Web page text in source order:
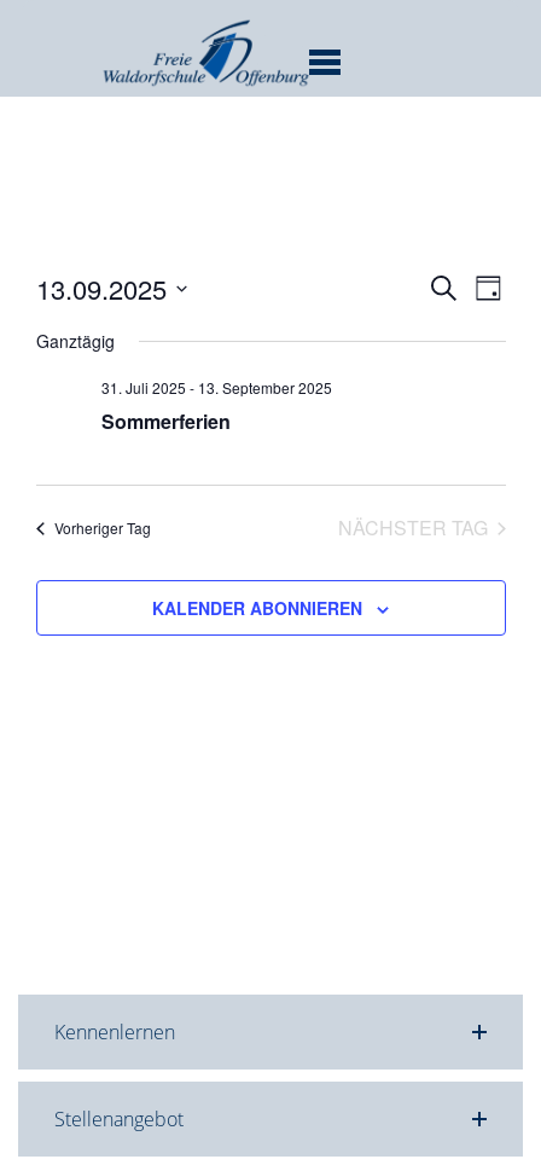
und
SUCHE
TAG
13.09.2025
Ganztägig
31. Juli 2025 - 13. September 2025
Sommerferien
Vorheriger Tag NÄCHSTER TAG
KALENDER ABONNIEREN
Kennenlernen
Stellenangebot